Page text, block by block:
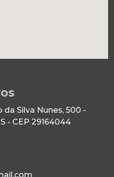
Silva Nunes, 500 -
- CEP 29164044